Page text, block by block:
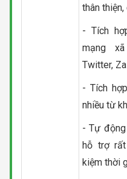
thân
- Tích
mạng
Twitter,
- Tích
nhiều từ
- Tự
hỗ trợ
kiệm thời